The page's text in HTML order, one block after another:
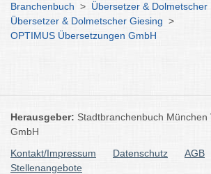
Branchenbuch > Übersetzer & Dolmetscher
Übersetzer & Dolmetscher Giesing >
OPTIMUS Übersetzungen GmbH
Herausgeber: Stadtbranchenbuch München
GmbH
Kontakt/Impressum
Datenschutz
AGB
Stellenangebote